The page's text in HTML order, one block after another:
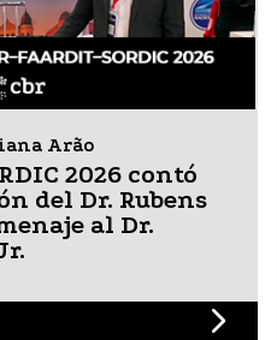
Arão
2026 contó
del Dr. Rubens
al Dr.